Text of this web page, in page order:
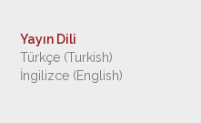
Yayın Dili
Türkçe (Turkish)
İngilizce (English)